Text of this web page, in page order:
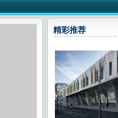
精彩推荐